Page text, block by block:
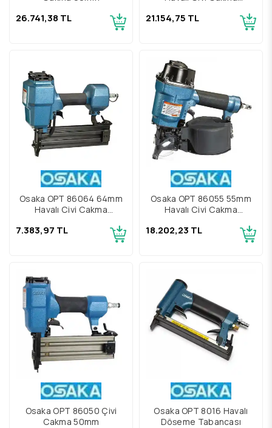
26.741,38 TL 21.154,75 TL
Osaka OPT 86064 64mm
Havalı Çivi Çakma
7.383,97 TL
Osaka OPT 86055 55mm
Havalı Çivi Çakma
18.202,23 TL
Osaka OPT 86050 Çivi
Çakma 50mm
Osaka OPT 8016 Havalı
Döşeme Tabancası